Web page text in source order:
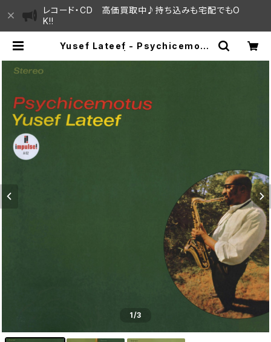
レコード・CD 高価買取中♪持ち込みも宅配でもO
K!!
Yusef Lateef - Psychicemotu
1/3